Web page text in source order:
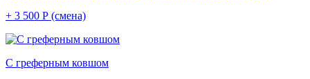
+ 3 500 Р (смена)
С греферным ковшом